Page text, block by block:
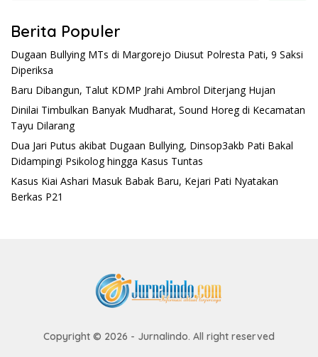
Berita Populer
Dugaan Bullying MTs di Margorejo Diusut Polresta Pati, 9 Saksi
Diperiksa
Baru Dibangun, Talut KDMP Jrahi Ambrol Diterjang Hujan
Dinilai Timbulkan Banyak Mudharat, Sound Horeg di Kecamatan
Tayu Dilarang
Dua Jari Putus akibat Dugaan Bullying, Dinsop3akb Pati Bakal
Didampingi Psikolog hingga Kasus Tuntas
Kasus Kiai Ashari Masuk Babak Baru, Kejari Pati Nyatakan
Berkas P21
Copyright © 2026 - Jurnalindo. All right reserved